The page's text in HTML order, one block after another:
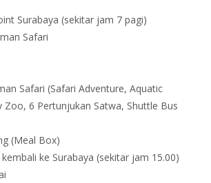
Surabaya (sekitar jam 7 pagi)
Safari
Safari (Safari Adventure, Aquatic
Zoo, 6 Pertunjukan Satwa, Shuttle Bus
(Meal Box)
ke Surabaya (sekitar jam 15.00)